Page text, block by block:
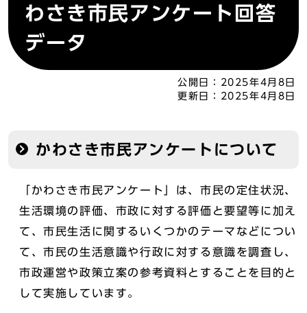
わさき市民アンケート回答
データ
公開日：
2025年4月8日
更新日：
2025年4月8日
かわさき市民アンケートについて
「かわさき市民アンケート」は、市民の定住状況、
生活環境の評価、市政に対する評価と要望等に加え
て、市民生活に関するいくつかのテーマなどについ
て、市民の生活意識や行政に対する意識を調査し、
市政運営や政策立案の参考資料とすることを目的と
して実施しています。